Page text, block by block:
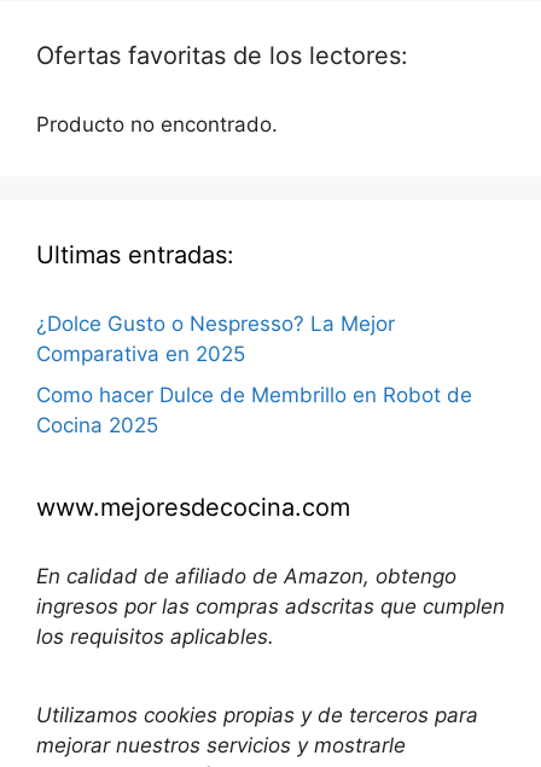
Ofertas favoritas de los lectores:
Producto no encontrado.
Ultimas entradas:
¿Dolce Gusto o Nespresso? La Mejor
Comparativa en 2025
Como hacer Dulce de Membrillo en Robot de
Cocina 2025
www.mejoresdecocina.com
En calidad de afiliado de Amazon, obtengo
ingresos por las compras adscritas que cumplen
los requisitos aplicables.
Utilizamos cookies propias y de terceros para
mejorar nuestros servicios y mostrarle